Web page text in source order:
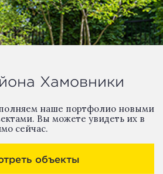
Хамовники
наше портфолио новыми
Вы можете увидеть их в
сейчас.
объекты